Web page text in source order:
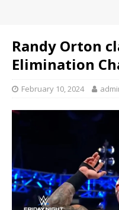
Randy Orton
Elimination
February 10, 2024